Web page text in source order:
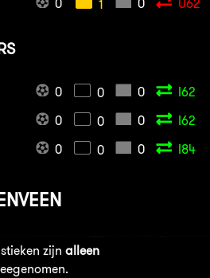
0 1 0 U62
0 0 0
I62
0 0 0
I62
0 0 0 I84
zijn alleen